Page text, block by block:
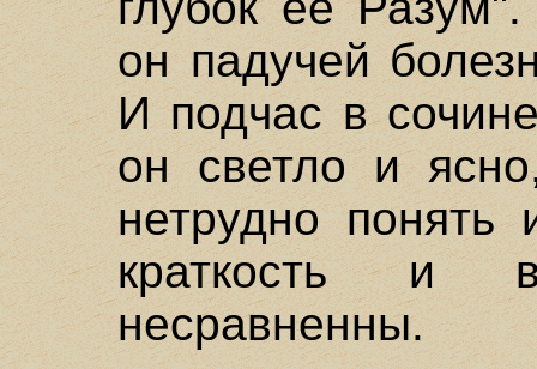
он падучей
И подчас в
он светло и
нетрудно
краткость и
несравненны.